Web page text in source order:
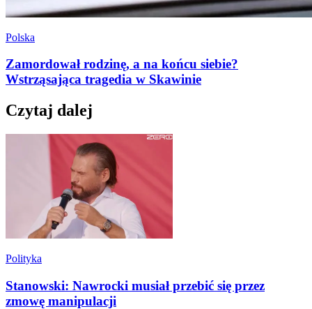
Polska
Zamordował rodzinę, a na końcu siebie?
Wstrząsająca tragedia w Skawinie
Czytaj dalej
Polityka
Stanowski: Nawrocki musiał przebić się przez
zmowę manipulacji